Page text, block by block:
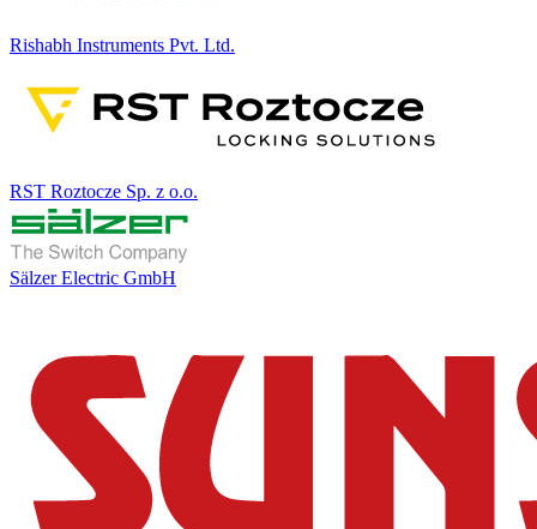
Rishabh Instruments Pvt. Ltd.
RST Roztocze Sp. z o.o.
Sälzer Electric GmbH